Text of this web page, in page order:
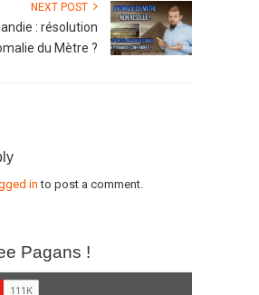
NEXT POST
: résolution
du Mètre ?
into post a comment.
Pagans !